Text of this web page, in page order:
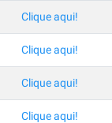
Clique aqui!
Clique aqui!
Clique aqui!
Clique aqui!